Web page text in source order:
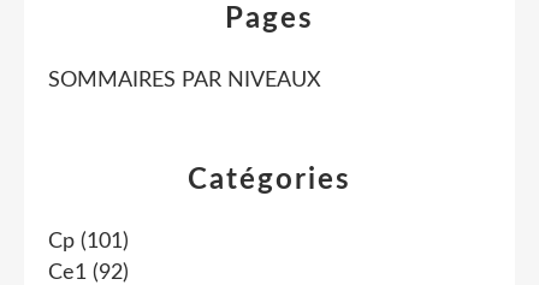
Catégories
Cp (101)
Ce1 (92)
Pages
SOMMAIRES PAR NIVEAUX